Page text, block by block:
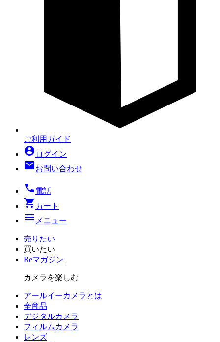
ご利用ガイド
account_circle ログイン
mailお問い合わせ
local_phone 電話
shopping_cart カート
menu メニュー
売りたい
買いたい
Reマガジン
カメラを楽しむ
アールイーカメラとは
全商品
デジタルカメラ
フィルム カメラ
レンズ